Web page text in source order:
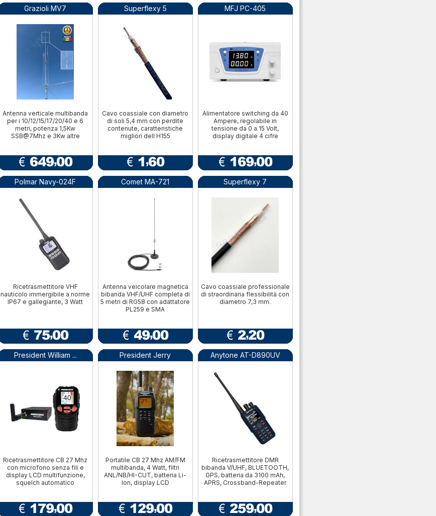
Grazioli MV7
Antenna verticale multibanda
per i 10/12/15/17/20/40 e 6
metri, potenza 1,5Kw
SSB@7Mhz e 3Kw altre
Superflexy 5
Cavo coassiale con diametro
di soli 5,4 mm con perdite
contenute, caratteristiche
migliori dell H155
MFJ PC-405
Alimentatore switching da 40
Ampere, regolabile in
tensione da 0 a 15 Volt,
display digitale 4 cifre
Polmar Navy-024F
Ricetrasmettitore VHF
nauticolo immergibile a norme
IP67 e gallegiante, 3 Watt
Comet MA-721
Antenna veicolare magnetica
bibanda VHF/UHF completa di
5 metri di RG58 con adattatore
PL259 e SMA
Superflexy 7
Cavo coassiale professionale
di straordinaria flessibilità con
diametro 7,3 mm.
President William ...
Ricetrasmettitore CB 27 Mhz
con microfono senza fili e
display LCD multifunzione,
squelch automatico
President Jerry
Portatile CB 27 Mhz AM/FM
multibanda, 4 Watt, filtri
ANL/NB/HI-CUT, batteria Li-
Ion, display LCD
Anytone AT-D890UV
Ricetrasmettitore DMR
bibanda V/UHF, BLUETOOTH,
GPS, batteria da 3100 mAh,
APRS, Crossband-Repeater